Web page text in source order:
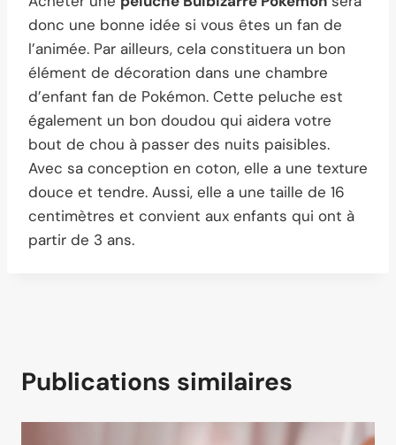
donc une bonne idée si vous êtes un fan de
l’animée. Par ailleurs, cela constituera un bon
élément de décoration dans une chambre
d’enfant fan de Pokémon. Cette peluche est
également un bon doudou qui aidera votre
bout de chou à passer des nuits paisibles.
Avec sa conception en coton, elle a une texture
douce et tendre. Aussi, elle a une taille de 16
centimètres et convient aux enfants qui ont à
partir de 3 ans.
Publications similaires